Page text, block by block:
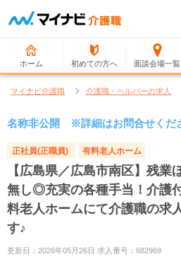
ホーム 初めての方へ 面談会場一覧
マイナビ介護職 介護職・ヘルパーの求人
名称非公開 ※詳細はお問合せくだ
正社員(正職員) 有料老人ホーム
【広島県／広島市南区】残業
無し◎充実の各種手当！介護
料老人ホームにて介護職の求
す♪
更新日：2026年05月26日 求人番号：682969